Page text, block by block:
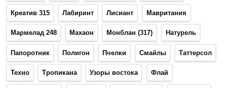
Креатив 315 Лабиринт Лисиант Мавритания
Мармелад 248 Махаон Монблан (317) Натурель
Папоротник Полигон Пчелки Смайлы Таттерсол
Техно Тропикана Узоры востока Флай